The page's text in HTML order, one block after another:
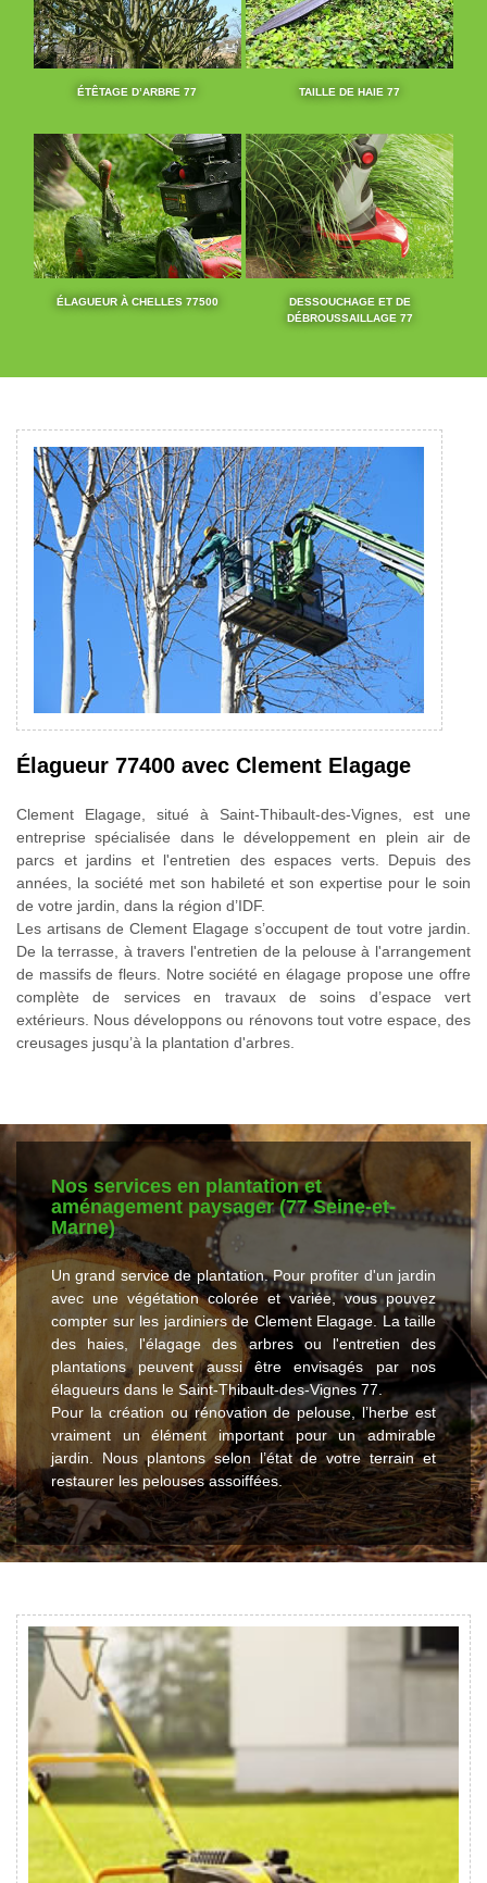
ÉTÊTAGE D’ARBRE 77 TAILLE DE HAIE 77
ÉLAGUEUR À CHELLES 77500
DESSOUCHAGE ET DE
DÉBROUSSAILLAGE 77
Élagueur 77400 avec Clement Elagage
Clement Elagage, situé à Saint-Thibault-des-Vignes, est une
entreprise spécialisée dans le développement en plein air de
parcs et jardins et l'entretien des espaces verts. Depuis des
années, la société met son habileté et son expertise pour le soin
de votre jardin, dans la région d’IDF.
Les artisans de Clement Elagage s’occupent de tout votre jardin.
De la terrasse, à travers l'entretien de la pelouse à l'arrangement
de massifs de fleurs. Notre société en élagage propose une offre
complète de services en travaux de soins d’espace vert
extérieurs. Nous développons ou rénovons tout votre espace, des
creusages jusqu’à la plantation d'arbres.
Nos services en plantation et
aménagement paysager (77 Seine-et-
Marne)
Un grand service de plantation. Pour profiter d'un jardin
avec une végétation colorée et variée, vous pouvez
compter sur les jardiniers de Clement Elagage. La taille
des haies, l'élagage des arbres ou l'entretien des
plantations peuvent aussi être envisagés par nos
élagueurs dans le Saint-Thibault-des-Vignes 77.
Pour la création ou rénovation de pelouse, l’herbe est
vraiment un élément important pour un admirable
jardin. Nous plantons selon l’état de votre terrain et
restaurer les pelouses assoiffées.